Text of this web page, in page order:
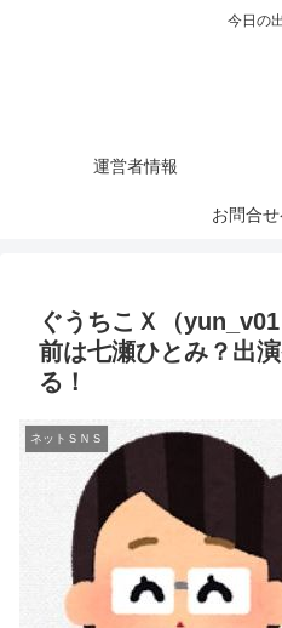
今日の
運営者情報
お問合
ぐうちこＸ（
前は七瀬ひとみ？出
る！
ネットＳＮＳ